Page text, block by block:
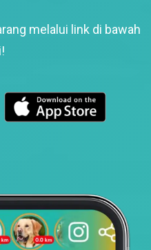
melalui link di bawah